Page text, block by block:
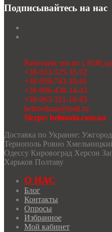
PUR PUR
TAIER
TEFFI
TENSI
test_producer
TEZA
URS
VESNALETTO
VITTORIA QUEEN
БелЭльСтиль
ОРХИДЕЯ
РАСПРОДАЖА
Подписывайтесь на нас
Работаем: пн-пт с 9:00
+38-033-525-35-92
+38-050-743-10-61
+38-096-438-14-43
+38-063-321-10-85
belmodaua@mail.ru
Skype: belmoda.com.ua
Доставка по Украине:
Тернополь Ровно
Одессу Кировоград Херсон
Харьков Полтаву
О НАС
Блог
Контакты
Опросы
Избранное
Мой кабинет